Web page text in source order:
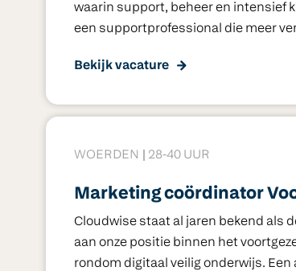
waarin support, beheer en intensief
een supportprofessional die meer
Bekijk vacature
WOERDEN 28-40 UUR
Marketing coördinator
Cloudwise staat al jaren bekend als
aan onze positie binnen het
rondom digitaal veilig onderwijs.